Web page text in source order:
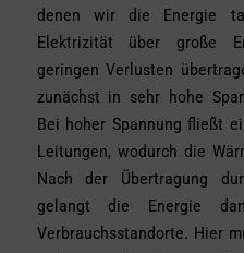
denen wir die Energie
Elektrizität über große
geringen Verlusten
zunächst in sehr hohe
Bei hoher Spannung fließt
Leitungen, wodurch die
Nach der Übertragung
gelangt die Energie
Verbrauchsstandorte. Hier